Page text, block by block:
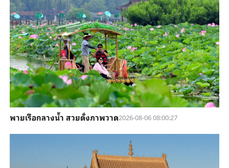
พายเรือกลางน้ำ สวยดั่งภาพวาด2026-08-06 08:00:27